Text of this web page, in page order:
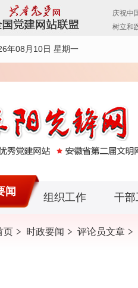
年08月10日 星期一
闻 组织工作 干部
页 时政要闻 评论员文章